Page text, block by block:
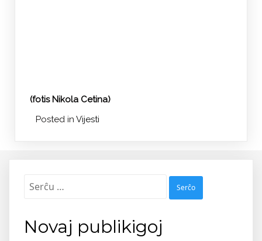
(fotis Nikola Cetina)
Posted in Vijesti
Serĉu:
Novaj publikigoj